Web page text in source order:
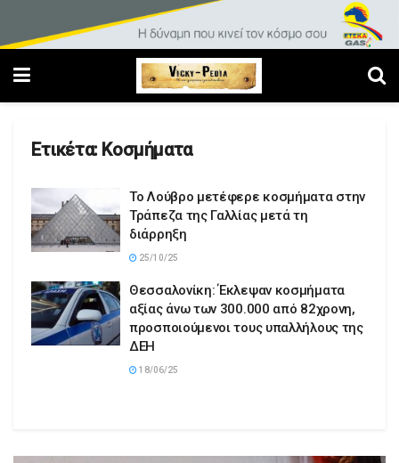
Ετικέτα: Κοσμήματα
Το Λούβρο μετέφερε κοσμήματα στην
Τράπεζα της Γαλλίας μετά τη
διάρρηξη
25/10/25
Θεσσαλονίκη: Έκλεψαν κοσμήματα
αξίας άνω των 300.000 από 82χρονη,
προσποιούμενοι τους υπαλλήλους της
ΔΕΗ
18/06/25